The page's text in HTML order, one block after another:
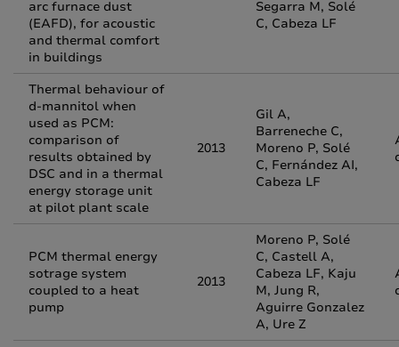
arc furnace dust
(EAFD), for acoustic
and thermal comfort
in buildings
Segarra M, Solé
C, Cabeza LF
Thermal behaviour of
d-mannitol when
used as PCM:
comparison of
results obtained by
DSC and in a thermal
energy storage unit
at pilot plant scale
2013
Gil A,
Barreneche C,
Moreno P, Solé
C, Fernández AI,
Cabeza LF
PCM thermal energy
sotrage system
coupled to a heat
pump
2013
Moreno P, Solé
C, Castell A,
Cabeza LF, Kaju
M, Jung R,
Aguirre Gonzalez
A, Ure Z